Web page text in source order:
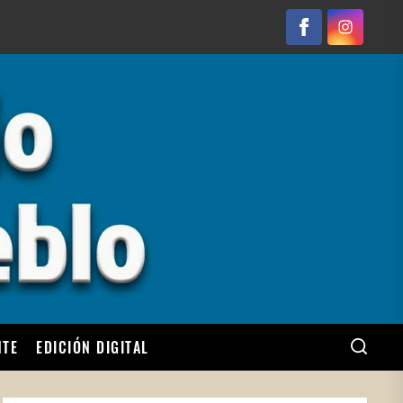
FacebookInstagram
EDICIÓN DIGITAL